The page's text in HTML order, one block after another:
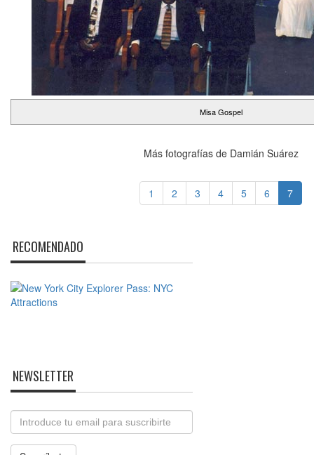
Misa Gospel
Más fotografías de Damián Suárez
1 2 3 4 5 6 7
RECOMENDADO
NEWSLETTER
Email